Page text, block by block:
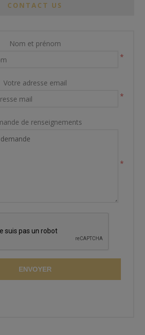
CONTACT US
Nom et prénom
*
Votre adresse email
*
de renseignements
*
ENVOYER